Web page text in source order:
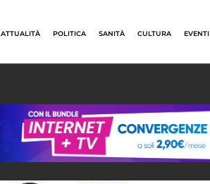
ATTUALITÀ POLITICA SANITÀ CULTURA EVENTI